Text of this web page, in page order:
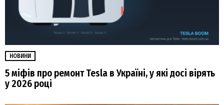
НОВИНИ
5 міфів про ремонт Tesla в Україні, у які досі вірять
у 2026 році